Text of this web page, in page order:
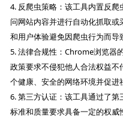
4. 反爬虫策略：该工具内置反
问网站内容并进行自动化抓取
和用户体验避免因爬虫行为而导
5. 法律合规性：Chrome浏览器
政策要求不侵犯他人合法权益
个健康、安全的网络环境并促进
6. 第三方认证：该工具通过了
标准和质量要求具备一定的权